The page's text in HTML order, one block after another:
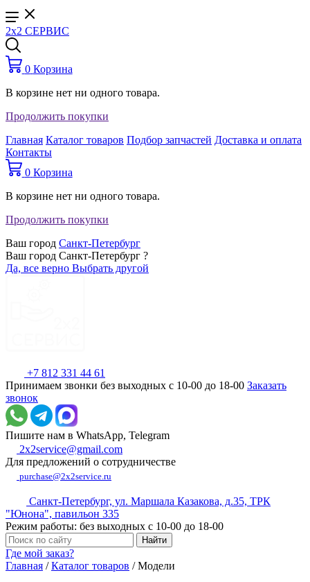
2x2 СЕРВИС
0 Корзина
В корзине нет ни одного товара.
Продолжить покупки
Главная Каталог товаров Подбор запчастей Доставка и оплата
Контакты
0 Корзина
В корзине нет ни одного товара.
Продолжить покупки
Ваш город Санкт-Петербург
Ваш город Санкт-Петербург ?
Да, все верно Выбрать другой
+7 812 331 44 61
Принимаем звонки без выходных с 10-00 до 18-00 Заказать
звонок
Пишите нам в WhatsApp, Telegram
2x2service@gmail.com
Для предложений о сотрудничестве
purchase@2x2service.ru
Санкт-Петербург, ул. Маршала Казакова, д.35, ТРК
"Юнона", павильон 335
Режим работы: без выходных с 10-00 до 18-00
Где мой заказ?
Главная /Каталог товаров /Модели